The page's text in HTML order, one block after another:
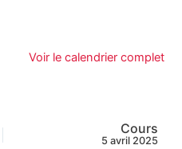
Voir le calendrier complet
Cours
5 avril 2025